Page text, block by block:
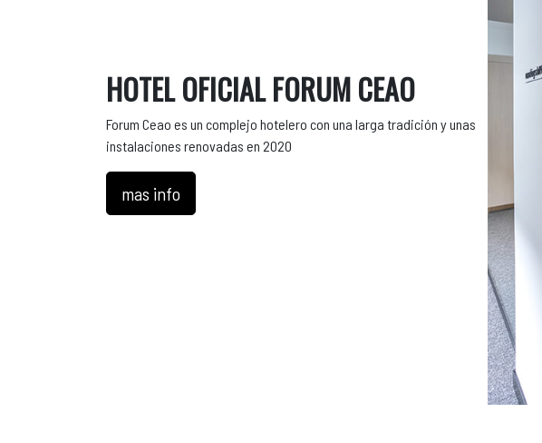
HOTEL OFICIAL FORUM CEAO
Forum Ceao es un complejo hotelero con una larga tradición y unas
instalaciones renovadas en 2020
mas info